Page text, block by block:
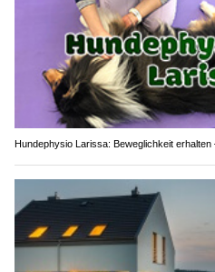
Hundephysio Larissa: Beweglichkeit